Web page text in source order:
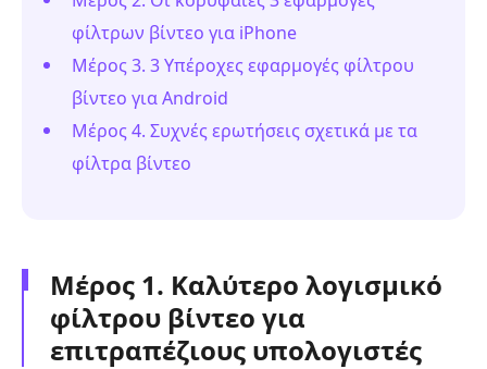
φίλτρων βίντεο για iPhone
Μέρος 3. 3 Υπέροχες εφαρμογές φίλτρου
βίντεο για Android
Μέρος 4. Συχνές ερωτήσεις σχετικά με τα
φίλτρα βίντεο
Μέρος 1. Καλύτερο λογισμικό
φίλτρου βίντεο για
επιτραπέζιους υπολογιστές